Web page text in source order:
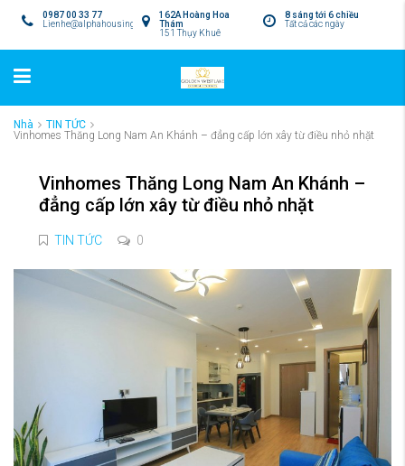
8 sáng tới 6 chiều
Tất cả các ngày
162A Hoàng Hoa
Thám
151 Thụy Khuê
0987 00 33 77
Lienhe@alphahousing.vn
Nhà
TIN TỨC
Vinhomes Thăng Long Nam An Khánh – đẳng cấp lớn xây từ điều nhỏ nhặt
Vinhomes Thăng Long Nam An Khánh –
đẳng cấp lớn xây từ điều nhỏ nhặt
TIN TỨC 0